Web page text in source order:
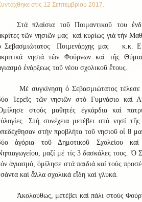
στις 12 Σεπτεμβρίου 2017.
Στά πλαίσια τοῦ Ποιμαντικοῦ του
τῶν νησιῶν μας καί κυρίως γιά τήν
Σεβασμιώτατος Ποιμενάρχης μας κ.κ.
νησιά τῶν Φούρνων καί τῆς
ἐνάρξεως τοῦ νέου σχολικοῦ ἔτους.
Μέ συγκίνηση ὁ Σεβασμιώτατος
Ἱερεῖς τῶν νησιῶν στό Γυμνάσιο καί
στούς μαθητές ἐγκάρδια καί
Στή συνέχεια μετέβει στό νησί
στήν προβλήτα τοῦ νησιοῦ οἱ 8
ἀγόρια τοῦ Δημοτικοῦ Σχολείου
μαζί μέ τίς 3 δασκάλες τους. Ὁ
ἁγιασμό, ὁμίλησε στά παιδιά καί τούς
καί ἄλλα σχολικά εἴδη καί γλυκά.
Ἀκολούθως, μετέβει καί πάλι στούς